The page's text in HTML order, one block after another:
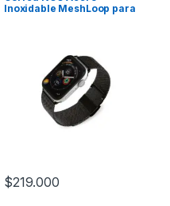
Inoxidable MeshLoop para
$219.000